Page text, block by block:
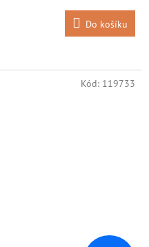
Do košíku
Kód: 119733